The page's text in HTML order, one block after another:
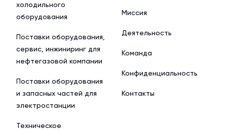
холодильного
оборудования
Поставки оборудования,
сервис, инжиниринг для
нефтегазовой компании
Поставки оборудования
и запасных частей для
электростанции
Техническое
Миссия
Деятельность
Команда
Конфиденциальность
Контакты